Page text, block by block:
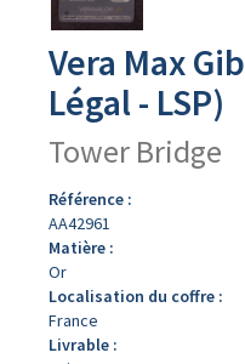
Vera Max
Légal - LSP)
Tower Bridge
Référence :
AA42961
Matière :
Or
Localisation du coffre :
France
Livrable :